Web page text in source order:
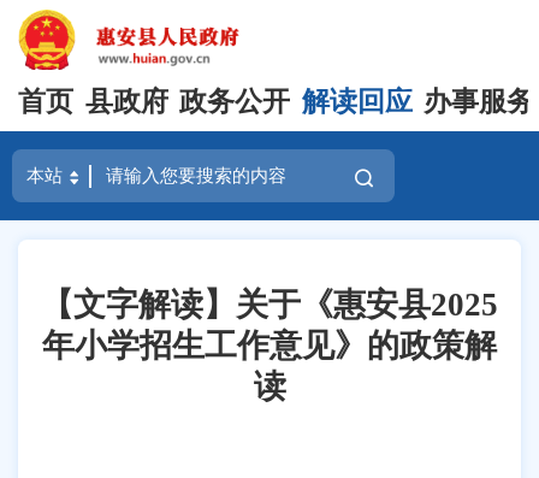
首页 县政府 政务公开 解读回应 办事服务
【文字解读】关于《惠安县2025
年小学招生工作意见》的政策解
读